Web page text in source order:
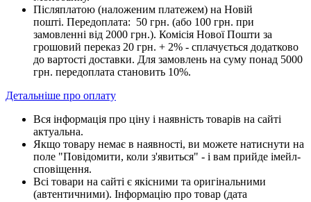
Післяплатою (наложеним платежем) на Новій
пошті. Передоплата: 50 грн. (або 100 грн. при
замовленні від 2000 грн.). Комісія Нової Пошти за
грошовий переказ 20 грн. + 2% - сплачується додатково
до вартості доставки. Для замовлень на суму понад 5000
грн. передоплата становить 10%.
Детальніше про оплату
Вся інформація про ціну і наявність товарів на сайті
актуальна.
Якщо товару немає в наявності, ви можете натиснути на
поле "Повідомити, коли з'явиться" - і вам прийде імейл-
сповіщення.
Всі товари на сайті є якісними та оригінальними
(автентичними). Інформацію про товар (дата